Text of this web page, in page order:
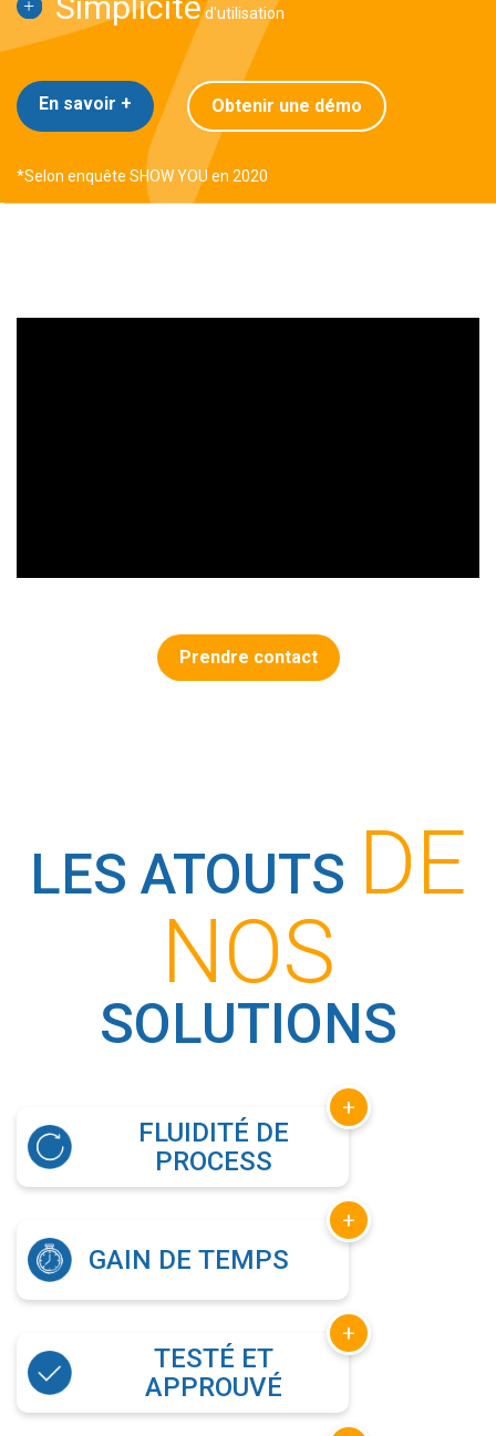
d'utilisation
En savoir + Obtenir une démo
*Selon enquête SHOW YOU en 2020
Prendre contact
+
FLUIDITÉ DE
PROCESS
LES ATOUTS DE
NOS
SOLUTIONS
+
GAIN DE TEMPS
+
TESTÉ ET
APPROUVÉ